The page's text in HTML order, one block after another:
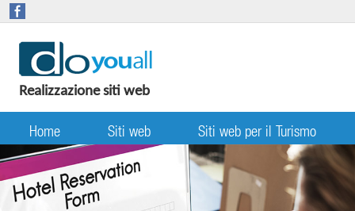
Realizzazione siti web
Home Siti web Siti web per il Turismo